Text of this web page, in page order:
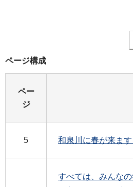
ページ構成
ペー
ジ
5 和泉川に春が来ま
すべては、みんな